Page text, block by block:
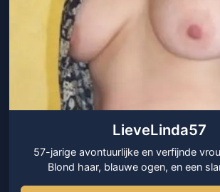
LieveLinda57
57-jarige avontuurlijke en verfijnde
Blond haar, blauwe ogen, en een